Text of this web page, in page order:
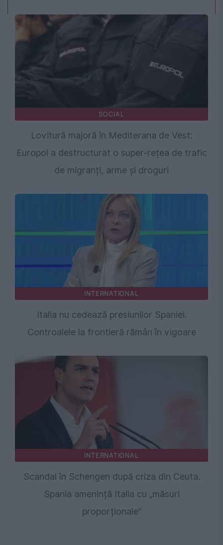
SOCIAL
Lovitură majoră în Mediterana de Vest:
Europol a destructurat o super-rețea de trafic
de migranți, arme și droguri
INTERNATIONAL
Italia nu cedează presiunilor Spaniei.
Controalele la frontieră rămân în vigoare
INTERNATIONAL
Scandal în Schengen după criza din Ceuta.
Spania amenință Italia cu „măsuri
proporționale”